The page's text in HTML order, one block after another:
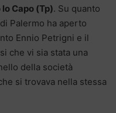
Capo (Tp). Su quanto
Palermo ha aperto
Ennio Petrigni e il
che vi sia stata una
della società
si trovava nella stessa